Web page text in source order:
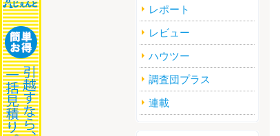
レポート
レビュー
ハウツー
調査団プラス
連載